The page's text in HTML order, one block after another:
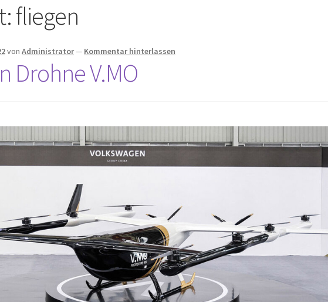
fliegen
vonAdministrator— Kommentar hinterlassen
Drohne V.MO